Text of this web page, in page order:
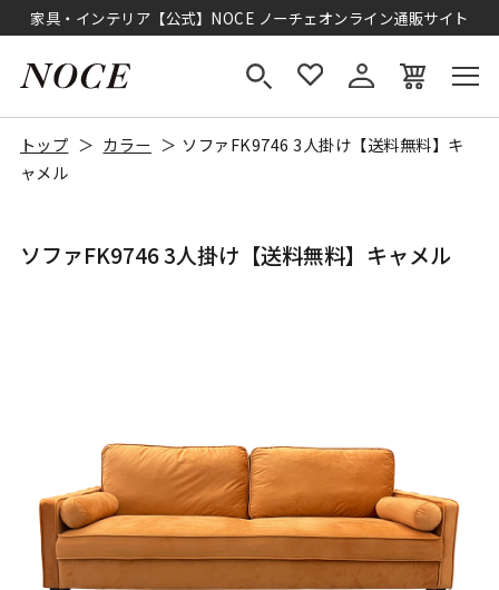
家具・インテリア【公式】NOCE ノーチェオンライン通販サイト
トップ カラー
ソファFK9746 3人掛け【送料無料】キ
ャメル
ソファFK9746 3人掛け【送料無料】キャメル